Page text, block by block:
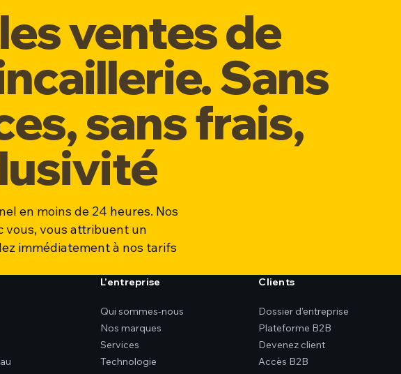
ventes de
Sans
sans frais,
en moins de 24 heures. Nos
vous, vous attribuent un
immédiatement à nos tarifs
L’entreprise
Qui sommes-nous
Nos marques
Services
Technologie
Clients
Dossier d’entreprise
Plateforme B2B
Devenez client
Accès B2B